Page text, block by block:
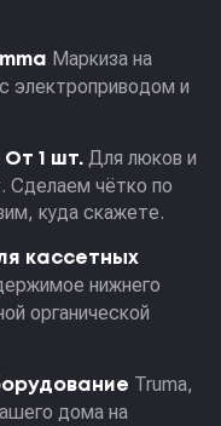
Маркиза на
электроприводом и
От 1 шт. Для люков и
Сделаем чётко по
куда скажете.
кассетных
нижнего
органической
Truma,
дома на